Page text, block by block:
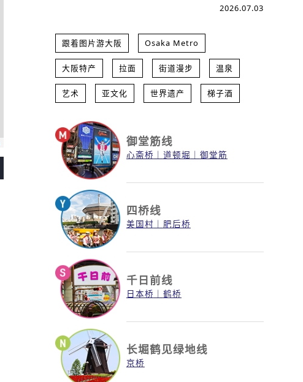
2026.07.03
跟着图片游大阪 Osaka Metro
大阪特产 拉面 街道漫步 温泉
艺术 亚文化 世界遗产 梯子酒
御堂筋线
心斋桥 道顿堀 御堂筋
四桥线
美国村 肥后桥
千日前线
日本桥 鹤桥
长堀鹤见绿地线
京桥